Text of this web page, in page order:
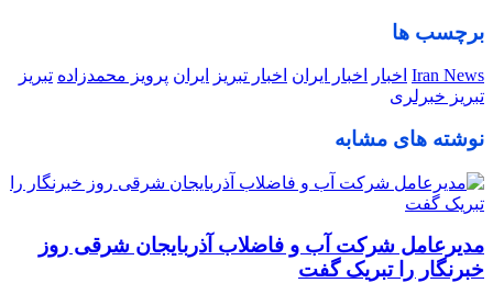
برچسب ها
Iran News اخبار اخبار ایران اخبار تبریز ایران پرویز محمدزاده تبریز
تبریز خبرلری
نوشته های مشابه
مدیرعامل شرکت آب و فاضلاب آذربایجان شرقی روز
خبرنگار را تبریک گفت